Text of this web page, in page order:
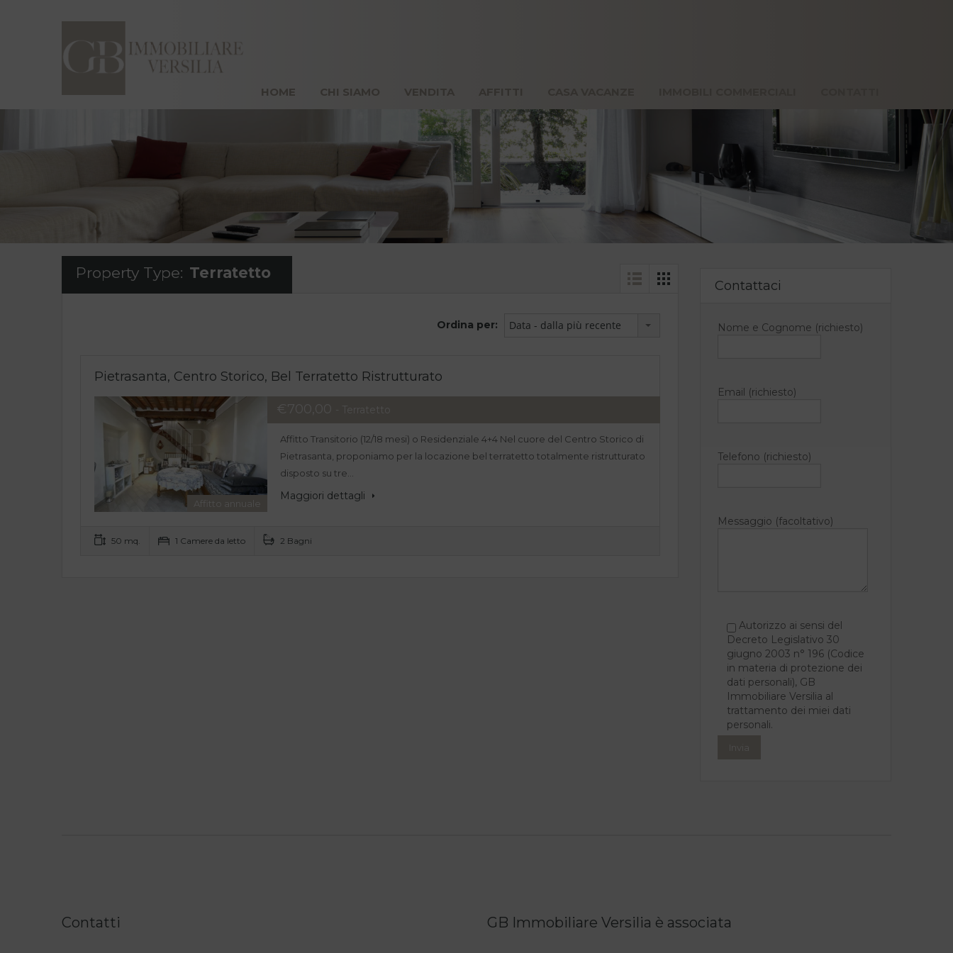
HOME CHI SIAMO VENDITA
Property Type: Terratetto
Ordina per: Data - dalla più recente
Pietrasanta, Centro Storico, Bel Terratetto Ristrutturato
Affitto annuale
€700,00 - Terratetto
Affitto Transitorio (12/18 mesi) o Residenziale 4+4 Nel cuore del Centro Storico di
Pietrasanta, proponiamo per la locazione bel terratetto totalmente ristrutturato
disposto su tre…
Maggiori dettagli
50 mq. 1 Camere da letto 2 Bagni
Contattaci
Nome e Cognome (richiesto)
Email (richiesto)
Telefono (richiesto)
Messaggio (facoltativo)
Autorizzo ai sensi del
Decreto Legislativo 30
giugno 2003 n° 196 (Codice
in materia di protezione dei
dati personali), GB
Immobiliare Versilia al
trattamento dei miei dati
personali.
Contatti GB Immobiliare Versilia è associata